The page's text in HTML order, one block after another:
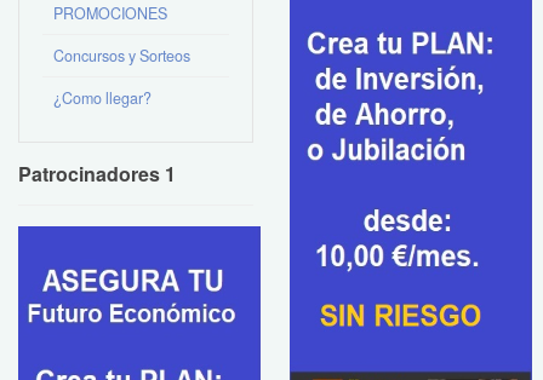
PROMOCIONES
Concursos y Sorteos
¿Como llegar?
Patrocinadores 1